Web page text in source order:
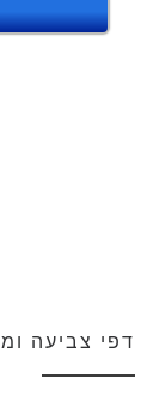
דפי צביעה